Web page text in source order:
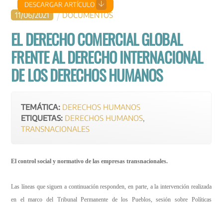
11/06/2021 DOCUMENTOS
EL DERECHO COMERCIAL GLOBAL
FRENTE AL DERECHO INTERNACIONAL
DE LOS DERECHOS HUMANOS
TEMÁTICA: DERECHOS HUMANOS
ETIQUETAS: DERECHOS HUMANOS,
TRANSNACIONALES
El control social y normativo de las empresas transnacionales.
Las líneas que siguen a continuación responden, en parte, a la intervención realizada
en el marco del Tribunal Permanente de los Pueblos, sesión sobre Políticas
DESCARGAR ARTÍCULO